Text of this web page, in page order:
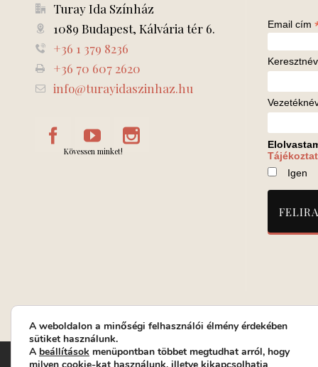
Turay Ida Színház
1089 Budapest, Kálvária tér 6.
+36 1 379 8236
+36 70 607 2620
info@turayidaszinhaz.hu
Kövessen minket!
Email cím
Keresztnév
Igen
Turay Ida Színház Közhasznú Nonprofit Kft. | Működési
A weboldalon a minőségi felhasználói élmény érdekében
sütiket használunk.
A beállítások menüpontban többet megtudhat arról, hogy